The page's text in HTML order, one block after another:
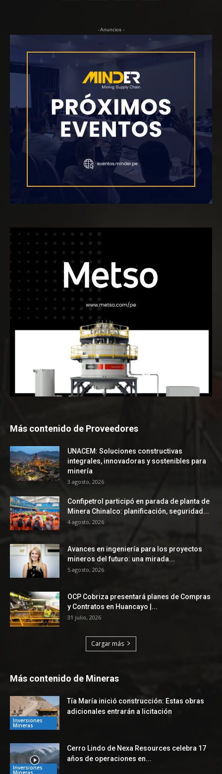
- Anuncios -
Más contenido de Proveedores
UNACEM: Soluciones constructivas
integrales, innovadoras y sostenibles para
minería
3 agosto, 2026
Confipetrol participó en parada de planta de
Minera Chinalco: planificación, seguridad...
4 agosto, 2026
Avances en ingeniería para los proyectos
mineros del futuro: una mirada...
5 agosto, 2026
OCP Cobriza presentará planes de Compras
y Contratos en Huancayo |...
31 julio, 2026
Cargar más
Más contenido de Mineras
Inversiones
Mineras
Tía María inició construcción: Estas obras
adicionales entrarán a licitación
Inversiones
Cerro Lindo de Nexa Resources celebra 17
años de operaciones en...